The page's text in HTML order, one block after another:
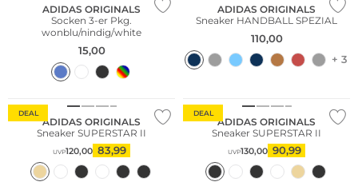
ADIDAS ORIGINALS
Socken 3-er Pkg.
wonblu/nindig/white
15,00
ADIDAS ORIGINALS
Sneaker HANDBALL SPEZIAL
110,00
+ 3
DEAL
ADIDAS ORIGINALS
Sneaker SUPERSTAR II
UVP120,00 83,99
DEAL
ADIDAS ORIGINALS
Sneaker SUPERSTAR II
UVP130,00 90,99
Nachhaltig Fashion Tipp